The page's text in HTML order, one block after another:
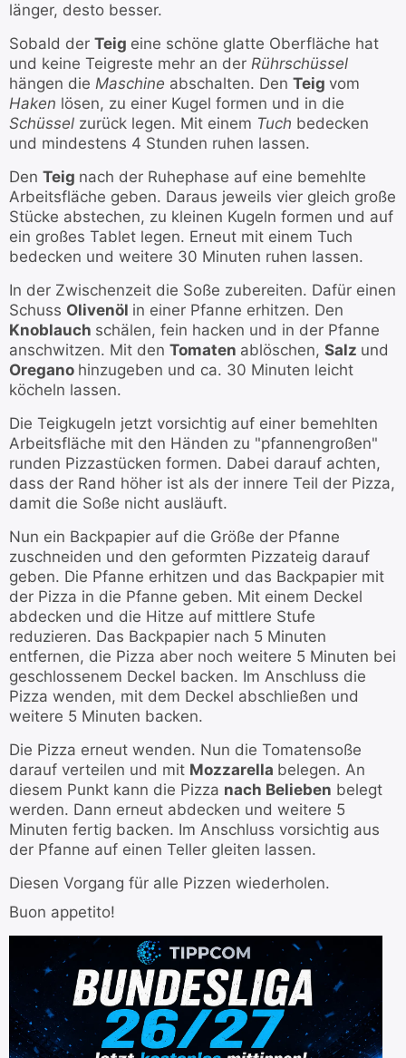
länger, desto besser.
Sobald der Teig eine schöne glatte Oberfläche hat
und keine Teigreste mehr an der Rührschüssel
hängen die Maschine abschalten. Den Teig vom
Haken lösen, zu einer Kugel formen und in die
Schüssel zurück legen. Mit einem Tuch bedecken
und mindestens 4 Stunden ruhen lassen.
Den Teig nach der Ruhephase auf eine bemehlte
Arbeitsfläche geben. Daraus jeweils vier gleich große
Stücke abstechen, zu kleinen Kugeln formen und auf
ein großes Tablet legen. Erneut mit einem Tuch
bedecken und weitere 30 Minuten ruhen lassen.
In der Zwischenzeit die Soße zubereiten. Dafür einen
Schuss Olivenöl in einer Pfanne erhitzen. Den
Knoblauch schälen, fein hacken und in der Pfanne
anschwitzen. Mit den Tomaten ablöschen, Salz und
Oregano hinzugeben und ca. 30 Minuten leicht
köcheln lassen.
Die Teigkugeln jetzt vorsichtig auf einer bemehlten
Arbeitsfläche mit den Händen zu "pfannengroßen"
runden Pizzastücken formen. Dabei darauf achten,
dass der Rand höher ist als der innere Teil der Pizza,
damit die Soße nicht ausläuft.
Nun ein Backpapier auf die Größe der Pfanne
zuschneiden und den geformten Pizzateig darauf
geben. Die Pfanne erhitzen und das Backpapier mit
der Pizza in die Pfanne geben. Mit einem Deckel
abdecken und die Hitze auf mittlere Stufe
reduzieren. Das Backpapier nach 5 Minuten
entfernen, die Pizza aber noch weitere 5 Minuten bei
geschlossenem Deckel backen. Im Anschluss die
Pizza wenden, mit dem Deckel abschließen und
weitere 5 Minuten backen.
Die Pizza erneut wenden. Nun die Tomatensoße
darauf verteilen und mit Mozzarella belegen. An
diesem Punkt kann die Pizza nach Belieben belegt
werden. Dann erneut abdecken und weitere 5
Minuten fertig backen. Im Anschluss vorsichtig aus
der Pfanne auf einen Teller gleiten lassen.
Diesen Vorgang für alle Pizzen wiederholen.
Buon appetito!